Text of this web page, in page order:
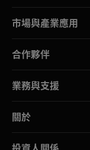
市場與產業應用
合作夥伴
業務與支援
關於